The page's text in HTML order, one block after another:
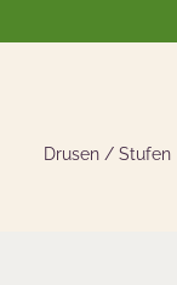
Drusen / Stufen